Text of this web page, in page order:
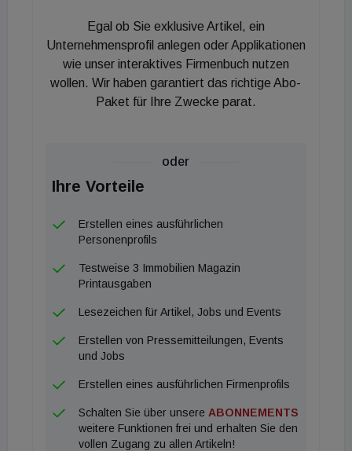
Diese sollen von den Investoren kommen. Bis heute
forderte Signa-Sanierungsvorstand Erhard
Grossnigg laut mehreren Medienberichten 150
Millionen Euro. Die zuvor bereits erbetenen 350
Millionen Euro wollte bisher kein Investor
Grossnigg im Ö1-"Abendjournal" des ORF am
Montag. Bereits vor dem Jahreswechsel hatte
Grossnigg eine 350-Millionen-Euro schwere
Geldspritze gefordert, die Frist dafür lief am
gestrigen Montag erfolglos aus. Lediglich Signa-
Gesellschafter Hans Peter Haselsteiner hatte zuvor
Geldspritze zu unterstützen. Zu Zahlungen kam es
Sanierungsvorstand hat es nun erneut versucht.
Laut mehreren Medienberichten hat sich Grossnigg
erneut an die Investoren gewandt, forderte aber nur
Egal ob Sie exklusive Artikel, ein
Unternehmensprofil anlegen oder Applikationen
wie unser interaktives Firmenbuch nutzen
wollen. Wir haben garantiert das richtige Abo-
Paket für Ihre Zwecke parat.
oder
Ihre Vorteile
Erstellen eines ausführlichen
Personenprofils
Testweise 3 Immobilien Magazin
Printausgaben
Lesezeichen für Artikel, Jobs und Events
Erstellen von Pressemitteilungen, Events
und Jobs
Erstellen eines ausführlichen Firmenprofils
Schalten Sie über unsere ABONNEMENTS
weitere Funktionen frei und erhalten Sie den
vollen Zugang zu allen Artikeln!